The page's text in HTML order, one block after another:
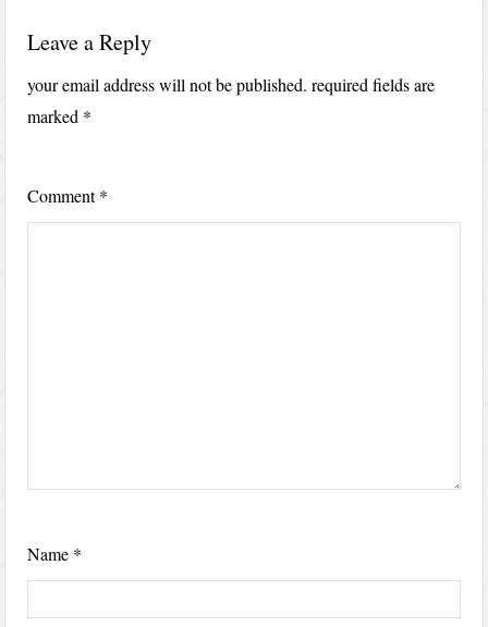
Leave a Reply
your email address will not be published. required fields are
marked *
Comment*
Name *